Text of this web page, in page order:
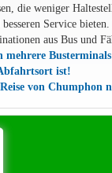
die weniger
Service
aus Bus und
mehrere
ist!
von Chumphon